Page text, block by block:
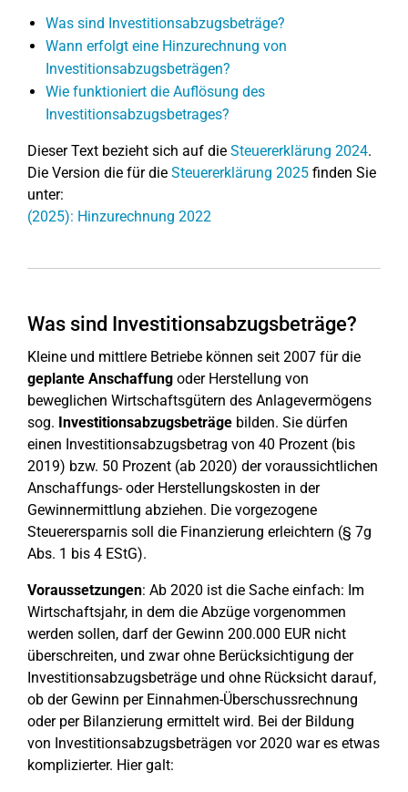
Was sind Investitionsabzugsbeträge?
Wann erfolgt eine Hinzurechnung von
Investitionsabzugsbeträgen?
Wie funktioniert die Auflösung des
Investitionsabzugsbetrages?
Dieser Text bezieht sich auf die Steuererklärung 2024.
Die Version die für die Steuererklärung 2025 finden Sie
unter:
(2025): Hinzurechnung 2022
Was sind Investitionsabzugsbeträge?
Kleine und mittlere Betriebe können seit 2007 für die
geplante Anschaffung oder Herstellung von
beweglichen Wirtschaftsgütern des Anlagevermögens
sog. Investitionsabzugsbeträge bilden. Sie dürfen
einen Investitionsabzugsbetrag von 40 Prozent (bis
2019) bzw. 50 Prozent (ab 2020) der voraussichtlichen
Anschaffungs- oder Herstellungskosten in der
Gewinnermittlung abziehen. Die vorgezogene
Steuerersparnis soll die Finanzierung erleichtern (§ 7g
Abs. 1 bis 4 EStG).
Voraussetzungen: Ab 2020 ist die Sache einfach: Im
Wirtschaftsjahr, in dem die Abzüge vorgenommen
werden sollen, darf der Gewinn 200.000 EUR nicht
überschreiten, und zwar ohne Berücksichtigung der
Investitionsabzugsbeträge und ohne Rücksicht darauf,
ob der Gewinn per Einnahmen-Überschussrechnung
oder per Bilanzierung ermittelt wird. Bei der Bildung
von Investitionsabzugsbeträgen vor 2020 war es etwas
komplizierter. Hier galt: